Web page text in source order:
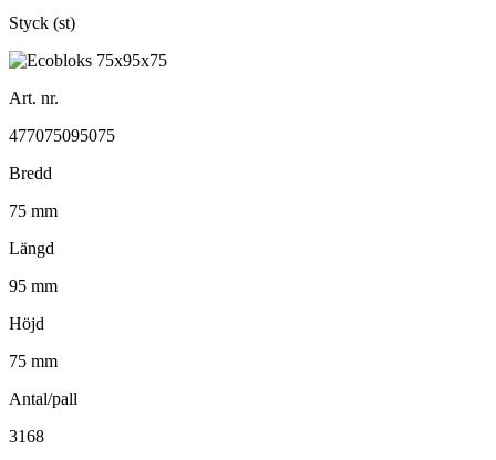
Styck (st)
Art. nr.
477075095075
Bredd
75 mm
Längd
95 mm
Höjd
75 mm
Antal/pall
3168